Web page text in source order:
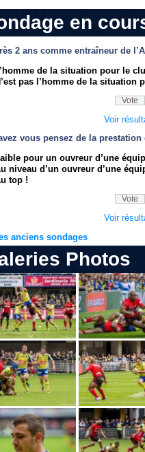
en
2 ans comme entraîneur de
de la situation pour le
pas l’homme de la situation
Voir
vous pensez de la
pour un ouvreur d’une
niveau d’un ouvreur d’une
top !
Voir
anciens sondages
Photos